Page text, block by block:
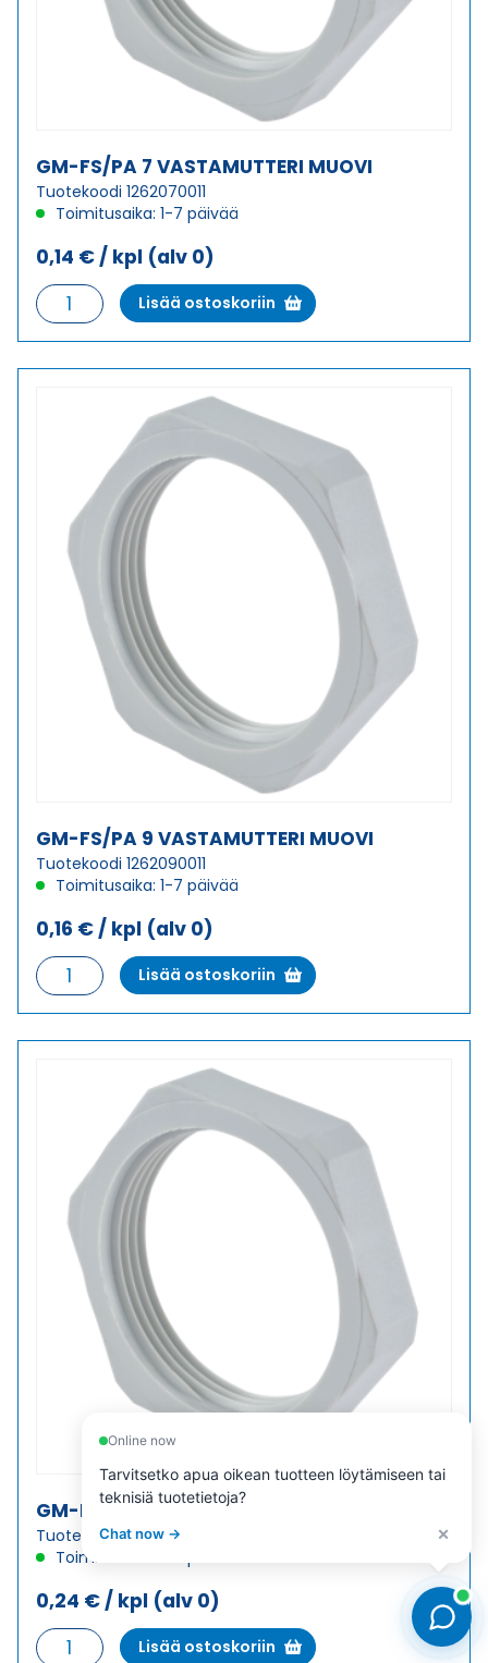
GM-FS/PA 7 VASTAMUTTERI MUOVI
Tuotekoodi 1262070011
Toimitusaika: 1-7 päivää
0,14 € / kpl (alv 0)
GM-
FS/PA
7
Lisää ostoskoriin
GM-FS/PA 9 VASTAMUTTERI MUOVI
Tuotekoodi 1262090011
Toimitusaika: 1-7 päivää
0,16 € / kpl (alv 0)
GM-
FS/PA
9
Lisää ostoskoriin
GM-FS/PA 11 VASTAMUTTERI MUOVI
Tuotekoodi 1262110011
Toimitusaika: 1-7 päivää
0,24 € / kpl (alv 0)
GM-
Lisää ostoskoriin
Online now
Tarvitsetko apua oikean tuotteen löytämiseen tai
teknisiä tuotetietoja?
Chat now → ×